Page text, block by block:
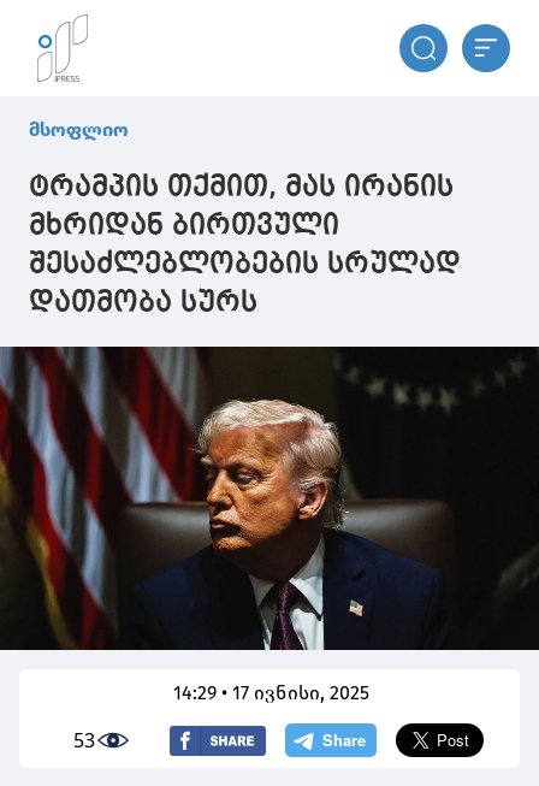
მსოფლიო
ტრამპის თქმით, მას ირანის
მხრიდან ბირთვული
შესაძლებლობების სრულად
დათმობა სურს
14:29 • 17 ივნისი, 2025
53